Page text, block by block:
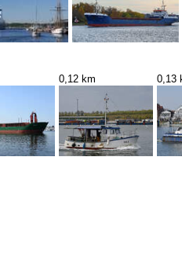
0,12 km 0,13